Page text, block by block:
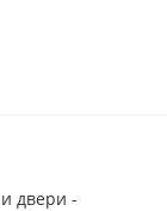
двери -